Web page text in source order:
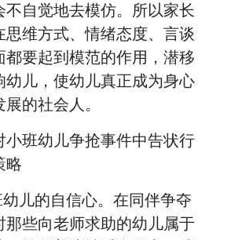
不自觉地去模仿。所以家长
思维方式、情绪态度、言谈
都要起到模范的作用，潜移
幼儿，使幼儿真正成为身心
的社会人。
小班幼儿争抢事件中告状行
略
儿的自信心。在同伴争夺
那些向老师求助的幼儿属于